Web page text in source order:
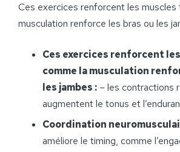
Ces exercices renforcent les muscles
musculation renforce les bras ou les
Ces exercices renforcent
comme la musculation
les jambes : – les contractions
augmentent le tonus et
Coordination
améliore le timing, comme